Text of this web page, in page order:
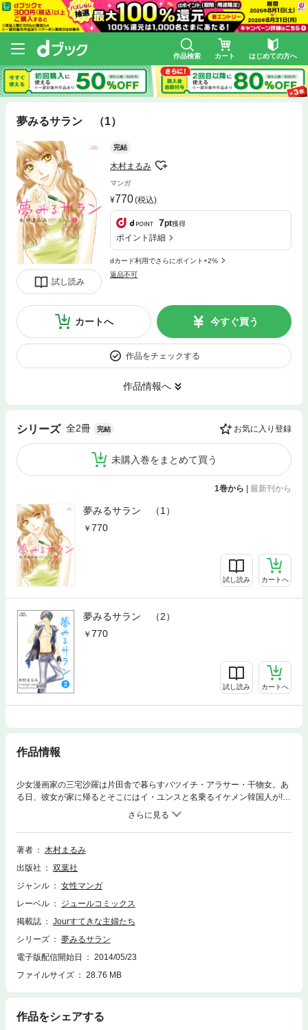
作品検索 カート はじめての方へ
夢みるサラン （1）
試し読み
完結
木村まるみ
マンガ
770(税込)
7pt獲得
ポイント詳細
dカード利用でさらにポイント+2%
返品不可
カートへ 今すぐ買う
作品をチェックする
作品情報へ
シリーズ 全2冊 完結 お気に入り登録
未購入巻をまとめて買う
1巻から | 最新刊から
夢みるサラン （1）
770
試し読み カートへ
夢みるサラン （2）
770
試し読み カートへ
作品情報
少女漫画家の三宅沙羅は片田舎で暮らすバツイチ・アラサー・干物女。あ
る日、彼女が家に帰るとそこにはイ・ユンスと名乗るイケメン韓国人が!?
なぜか意気投合した２人は、元・旦那で担当の関口にアシスタントだと紹
介して、ひとつ屋根の下で過ごすことに。一方、世間では人気韓流スター
の失踪事件が起きていて…!? 遠くて近い国のワケあり美男子とのドラマテ
ィック・ラブストーリー第１巻!!
著者
木村まるみ
出版社
双葉社
ジャンル
女性マンガ
レーベル
ジュールコミックス
掲載誌
Jourすてきな主婦たち
シリーズ
夢みるサラン
電子版配信開始日
2014/05/23
ファイルサイズ
28.76 MB
作品をシェアする